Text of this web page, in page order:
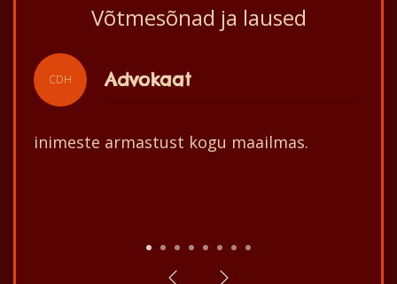
Võtmesõnad ja laused
CDH Loosung
Centre des Hommes seab eesmärgiks
1 2 3 4 5 6 7